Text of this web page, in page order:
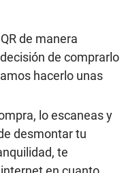
de manera
de comprarlo
hacerlo unas
lo escaneas y
desmontar tu
te